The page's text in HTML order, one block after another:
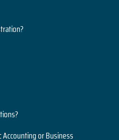
or Business